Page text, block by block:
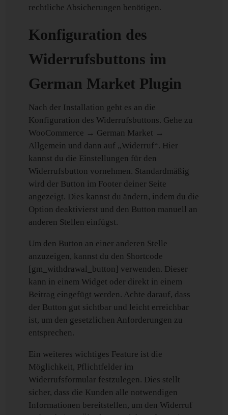
rechtliche Absicherungen benötigen.
Konfiguration des
Widerrufsbuttons im
German Market Plugin
Nach der Installation geht es an die
Konfiguration des Widerrufsbuttons. Gehe zu
WooCommerce → German Market →
Allgemein und dann auf „Widerruf“. Hier
kannst du die Einstellungen für den
Widerrufsbutton vornehmen. Standardmäßig
wird der Button im Footer deiner Seite
angezeigt. Dies kannst du ändern, indem du die
Option deaktivierst und den Button manuell an
anderen Stellen einfügst.
Um den Button an einer anderen Stelle
anzuzeigen, kannst du den Shortcode
[gm_withdrawal_button] verwenden. Dieser
kann in einem Widget oder direkt in einem
Beitrag eingefügt werden. Achte darauf, dass
der Button gut sichtbar und leicht erreichbar
ist, um den gesetzlichen Anforderungen zu
entsprechen.
Ein weiteres wichtiges Feature ist die
Möglichkeit, Pflichtfelder im
Widerrufsformular festzulegen. Dies stellt
sicher, dass die Kunden alle notwendigen
Informationen bereitstellen, um den Widerruf